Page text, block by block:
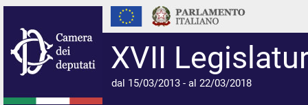
XVII
dal 15/03/2013 - al 22/03/2018